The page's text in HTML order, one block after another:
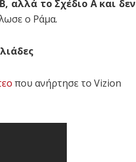
αλλά το Σχέδιο Α και δεν
ο Ράμα.
που ανήρτησε το Vizion